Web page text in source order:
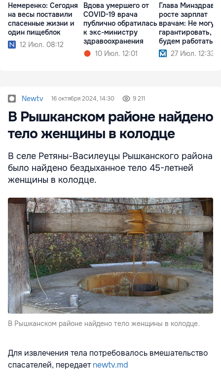
Немеренко: Сегодня
на весы поставили
спасенные жизни и
один пищеблок
12 Июл. 08:12
Вдова умершего от
COVID-19 врача
публично обратилась
к экс-министру
здравоохранения
10 Июл. 12:01
Глава Минздрава
росте зарплат
врачам: Не могу
гарантировать, но
будем работать
27 Июл. 12:33
Newtv 16 октября 2024, 14:30 9 211
В Рышканском районе найдено
тело женщины в колодце
В селе Ретяны-Василеуцы Рышканского района
было найдено бездыханное тело 45-летней
женщины в колодце.
В Рышканском районе найдено тело женщины в колодце.
Для извлечения тела потребовалось вмешательство
спасателей, передаетnewtv.md